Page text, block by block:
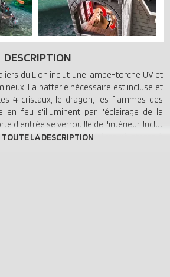
DESCRIPTION
du Lion inclut une lampe-torche UV et
La batterie nécessaire est incluse et
4 cristaux, le dragon, les flammes des
en feu s'illuminent par l'éclairage de la
d'entrée se verrouille de l'intérieur. Inclut
la forteresse. La baliste pivotante à